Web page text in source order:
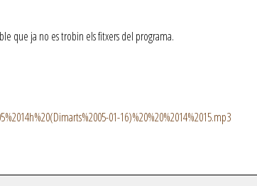
que ja no es trobin els fitxers del programa.
01-16)%20%20%2014%2015.mp3